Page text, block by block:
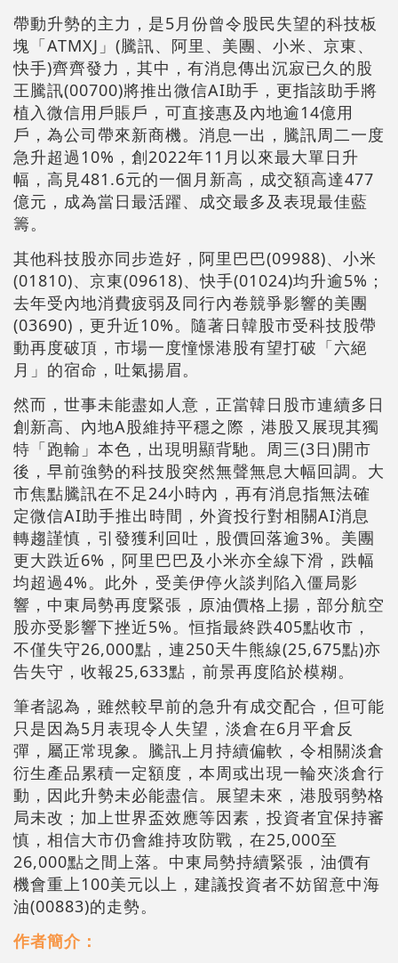
帶動升勢的主力，是5月份曾令股民失望的科技板
塊「ATMXJ」(騰訊、阿里、美團、小米、京東、
快手)齊齊發力，其中，有消息傳出沉寂已久的股
王騰訊(00700)將推出微信AI助手，更指該助手將
植入微信用戶賬戶，可直接惠及內地逾14億用
戶，為公司帶來新商機。消息一出，騰訊周二一度
急升超過10%，創2022年11月以來最大單日升
幅，高見481.6元的一個月新高，成交額高達477
億元，成為當日最活躍、成交最多及表現最佳藍
籌。
其他科技股亦同步造好，阿里巴巴(09988)、小米
(01810)、京東(09618)、快手(01024)均升逾5%；
去年受內地消費疲弱及同行內卷競爭影響的美團
(03690)，更升近10%。隨著日韓股市受科技股帶
動再度破頂，市場一度憧憬港股有望打破「六絕
月」的宿命，吐氣揚眉。
然而，世事未能盡如人意，正當韓日股市連續多日
創新高、內地A股維持平穩之際，港股又展現其獨
特「跑輸」本色，出現明顯背馳。周三(3日)開市
後，早前強勢的科技股突然無聲無息大幅回調。大
市焦點騰訊在不足24小時內，再有消息指無法確
定微信AI助手推出時間，外資投行對相關AI消息
轉趨謹慎，引發獲利回吐，股價回落逾3%。美團
更大跌近6%，阿里巴巴及小米亦全線下滑，跌幅
均超過4%。此外，受美伊停火談判陷入僵局影
響，中東局勢再度緊張，原油價格上揚，部分航空
股亦受影響下挫近5%。恒指最終跌405點收市，
不僅失守26,000點，連250天牛熊線(25,675點)亦
告失守，收報25,633點，前景再度陷於模糊。
筆者認為，雖然較早前的急升有成交配合，但可能
只是因為5月表現令人失望，淡倉在6月平倉反
彈，屬正常現象。騰訊上月持續偏軟，令相關淡倉
衍生產品累積一定額度，本周或出現一輪夾淡倉行
動，因此升勢未必能盡信。展望未來，港股弱勢格
局未改；加上世界盃效應等因素，投資者宜保持審
慎，相信大市仍會維持攻防戰，在25,000至
26,000點之間上落。中東局勢持續緊張，油價有
機會重上100美元以上，建議投資者不妨留意中海
油(00883)的走勢。
作者簡介：